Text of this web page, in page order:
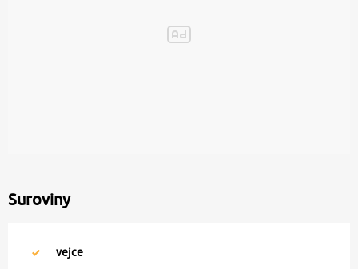
Suroviny
vejce